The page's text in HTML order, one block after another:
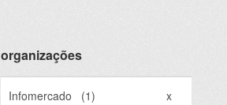
organizações
Infomercado (1) x